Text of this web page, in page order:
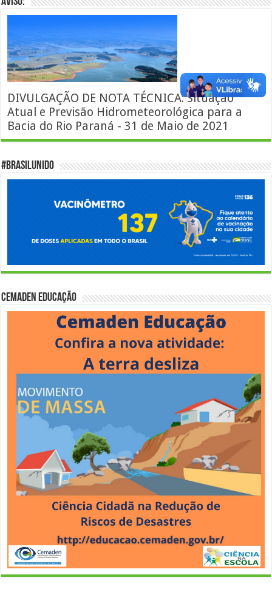
DIVULGAÇÃO DE NOTA TÉCNICA: Situação
Atual e Previsão Hidrometeorológica para a
Bacia do Rio Paraná - 31 de Maio de 2021
#BrasilUnido
Cemaden Educação